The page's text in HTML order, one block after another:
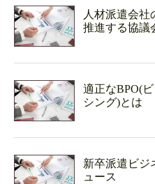
人材派遣会社
推進する協議
適正なBPO(
シング)とは
新卒派遣ビジ
ュース